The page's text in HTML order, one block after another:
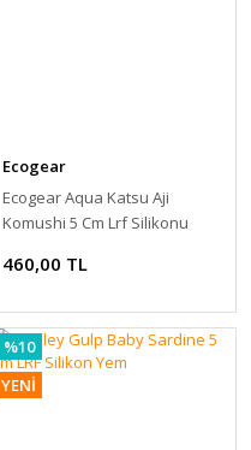
Ecogear
Ecogear Aqua Katsu Aji
Komushi 5 Cm Lrf Silikonu
460,00 TL
%10
YENİ